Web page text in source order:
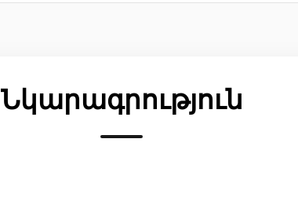
Նկարագրություն